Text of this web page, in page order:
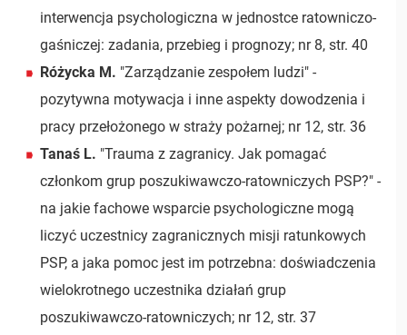
interwencja psychologiczna w jednostce ratowniczo-
gaśniczej: zadania, przebieg i prognozy; nr 8, str. 40
Różycka M. "Zarządzanie zespołem ludzi" -
pozytywna motywacja i inne aspekty dowodzenia i
pracy przełożonego w straży pożarnej; nr 12, str. 36
Tanaś L. "Trauma z zagranicy. Jak pomagać
członkom grup poszukiwawczo-ratowniczych PSP?" -
na jakie fachowe wsparcie psychologiczne mogą
liczyć uczestnicy zagranicznych misji ratunkowych
PSP, a jaka pomoc jest im potrzebna: doświadczenia
wielokrotnego uczestnika działań grup
poszukiwawczo-ratowniczych; nr 12, str. 37